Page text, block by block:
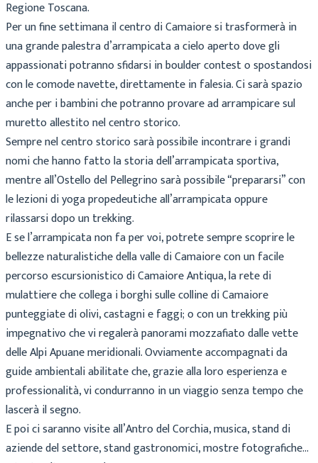
Regione Toscana.
Per un fine settimana il centro di Camaiore si trasformerà in
una grande palestra d’arrampicata a cielo aperto dove gli
appassionati potranno sfidarsi in boulder contest o spostandosi
con le comode navette, direttamente in falesia. Ci sarà spazio
anche per i bambini che potranno provare ad arrampicare sul
muretto allestito nel centro storico.
Sempre nel centro storico sarà possibile incontrare i grandi
nomi che hanno fatto la storia dell’arrampicata sportiva,
mentre all’Ostello del Pellegrino sarà possibile “prepararsi” con
le lezioni di yoga propedeutiche all’arrampicata oppure
rilassarsi dopo un trekking.
E se l’arrampicata non fa per voi, potrete sempre scoprire le
bellezze naturalistiche della valle di Camaiore con un facile
percorso escursionistico di Camaiore Antiqua, la rete di
mulattiere che collega i borghi sulle colline di Camaiore
punteggiate di olivi, castagni e faggi; o con un trekking più
impegnativo che vi regalerà panorami mozzafiato dalle vette
delle Alpi Apuane meridionali. Ovviamente accompagnati da
guide ambientali abilitate che, grazie alla loro esperienza e
professionalità, vi condurranno in un viaggio senza tempo che
lascerà il segno.
E poi ci saranno visite all’Antro del Corchia, musica, stand di
aziende del settore, stand gastronomici, mostre fotografiche…